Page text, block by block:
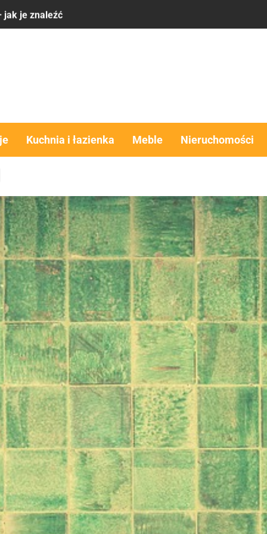
sens
alternatywa dla domu?
jak je znaleźć
estetyka i funkcjonalność w jednym rozwiązaniu
Kuchnia i łazienka Meble Nieruchomości